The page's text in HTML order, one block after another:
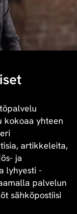
kokoaa yhteen
artikkeleita,
ja
lyhyesti -
palvelun
sähköpostiisi